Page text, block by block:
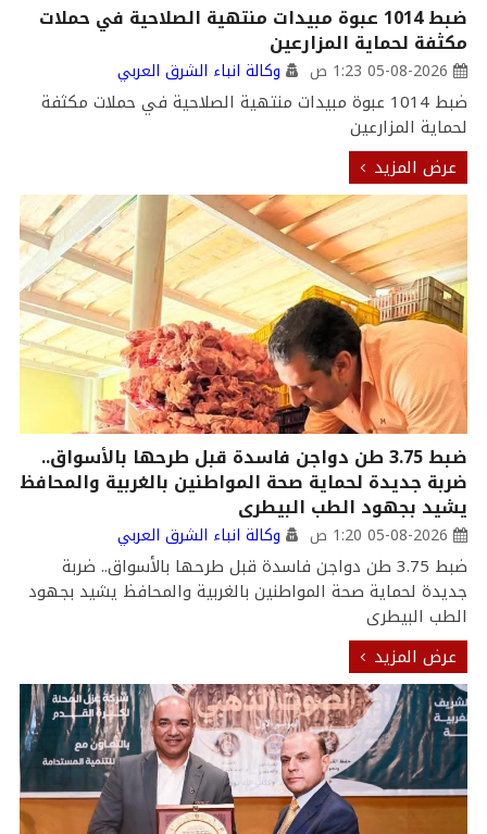
ضبط 1014 عبوة مبيدات منتهية الصلاحية في حملات
مكثفة لحماية المزارعين
05-08-2026 1:23 ص وكالة انباء الشرق العربي
ضبط 1014 عبوة مبيدات منتهية الصلاحية في حملات مكثفة
لحماية المزارعين
عرض المزيد
ضبط 3.75 طن دواجن فاسدة قبل طرحها بالأسواق..
ضربة جديدة لحماية صحة المواطنين بالغربية والمحافظ
يشيد بجهود الطب البيطرى
05-08-2026 1:20 ص وكالة انباء الشرق العربي
ضبط 3.75 طن دواجن فاسدة قبل طرحها بالأسواق.. ضربة
جديدة لحماية صحة المواطنين بالغربية والمحافظ يشيد بجهود
الطب البيطرى
عرض المزيد